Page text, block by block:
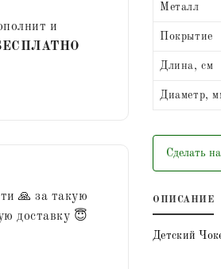
и
🙏 за такую
доставку 😇
Металл
Покрытие
Длина, см
Диаметр,
Сделать
ОПИСАНИЕ
Детский